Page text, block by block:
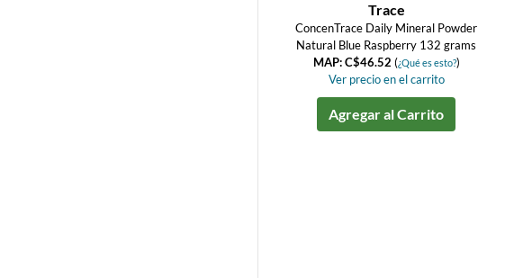
Trace
ConcenTrace Daily Mineral Powder
Natural Blue Raspberry 132 grams
MAP: C$46.52 (¿Qué es esto?)
Ver precio en el carrito
Agregar al Carrito